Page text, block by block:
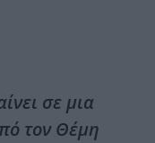
σε μια
τον Θέμη